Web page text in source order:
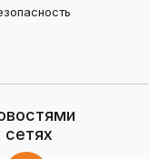
сетях